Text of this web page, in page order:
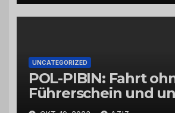
UNCATEGORIZED
POL-PIBIN: Fahrt
Führerschein und
Einfluss von Drogen